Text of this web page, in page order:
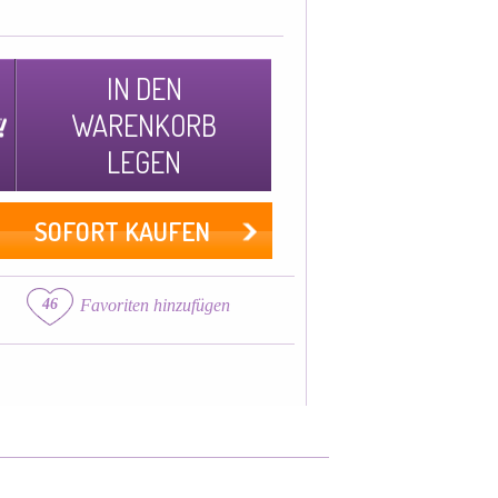
IN DEN
WARENKORB
LEGEN
SOFORT KAUFEN
46 Favoriten hinzufügen